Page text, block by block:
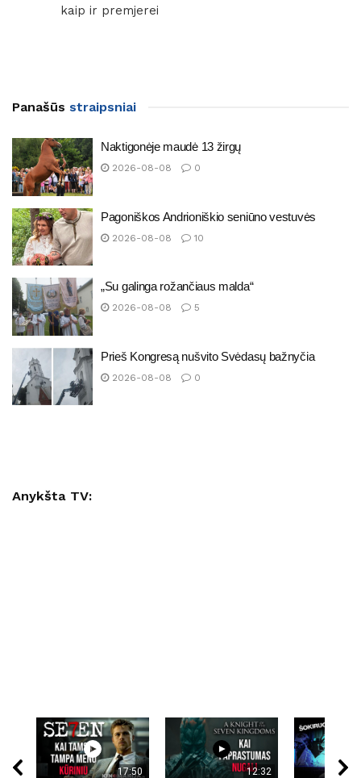
kaip ir premjerei
Panašūs straipsniai
Naktigonėje maudė 13 žirgų
2026-08-08 0
Pagoniškos Andrioniškio seniūno vestuvės
2026-08-08 10
„Su galinga rožančiaus malda“
2026-08-08 5
Prieš Kongresą nušvito Svėdasų bažnyčia
2026-08-08 0
Anykšta TV:
17:50 12:32